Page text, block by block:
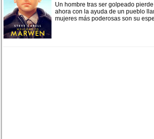
Un hombre tras ser golpeado
ahora con la ayuda de un pueblo
mujeres más poderosas son su